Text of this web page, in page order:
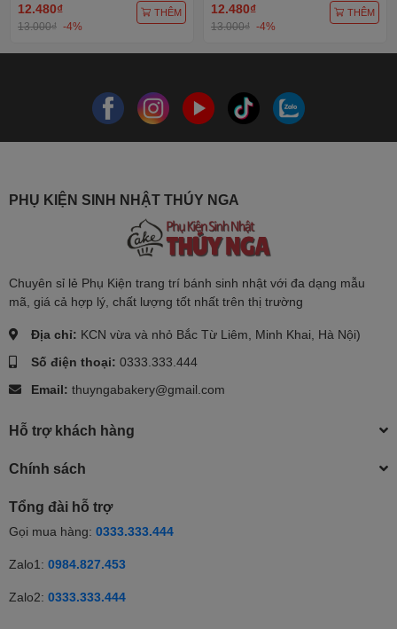
12.480₫
13.000₫ -4%
THÊM 12.480₫
13.000₫ -4%
THÊM
PHỤ KIỆN SINH NHẬT THÚY NGA
Chuyên sỉ lẻ Phụ Kiện trang trí bánh sinh nhật với đa dạng mẫu
mã, giá cả hợp lý, chất lượng tốt nhất trên thị trường
Địa chỉ: KCN vừa và nhỏ Bắc Từ Liêm, Minh Khai, Hà Nội)
Số điện thoại: 0333.333.444
Email: thuyngabakery@gmail.com
Hỗ trợ khách hàng
Chính sách
Tổng đài hỗ trợ
Gọi mua hàng: 0333.333.444
Zalo1: 0984.827.453
Zalo2: 0333.333.444